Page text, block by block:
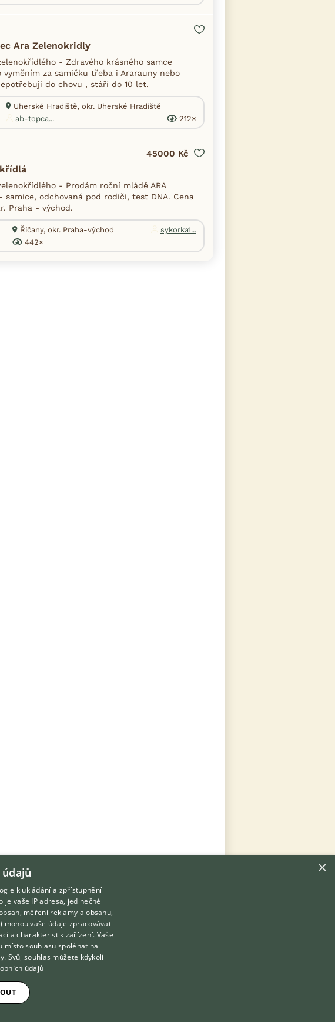
Ara Zelenokridly
- Zdravého krásného samce
vyměním za samičku třeba i Ararauny nebo
do chovu , stáří do 10 let.
Uherské Hradiště, okr. Uherské Hradiště
ab-topca...
212×
45000 Kč
- Prodám roční mládě ARA
samice, odchovaná pod rodiči, test DNA. Cena
Praha - východ.
Říčany, okr. Praha-východ
sykorka1...
442×
inzerátů
údajů
×
k ukládání a zpřístupnění
je vaše IP adresa, jedinečné
měření reklamy a obsahu,
mohou vaše údaje zpracovávat
a charakteristik zařízení. Vaše
místo souhlasu spoléhat na
. Svůj souhlas můžete kdykoli
údajů